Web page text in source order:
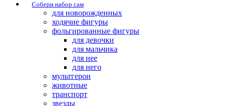
Собери набор сам
для новорожденных
ходячие фигуры
фольгированные фигуры
для девочки
для мальчика
для нее
для него
мультгерои
животные
транспорт
звезды